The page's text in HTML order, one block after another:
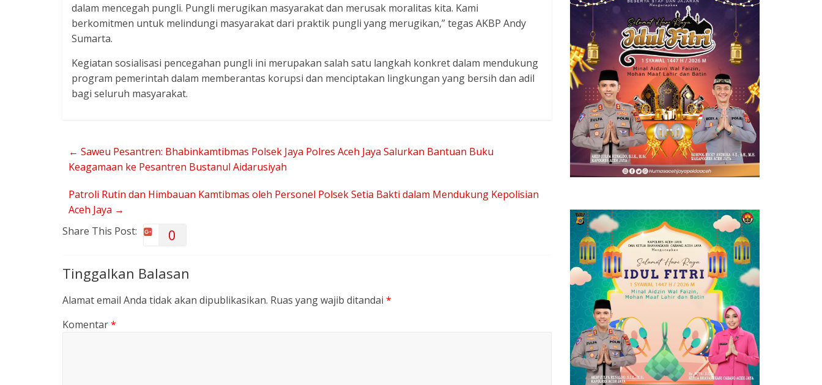
dalam mencegah pungli. Pungli merugikan masyarakat dan merusak moralitas kita. Kami
berkomitmen untuk melindungi masyarakat dari praktik pungli yang merugikan,” tegas AKBP Andy
Sumarta.
Kegiatan sosialisasi pencegahan pungli ini merupakan salah satu langkah konkret dalam mendukung
program pemerintah dalam memberantas korupsi dan menciptakan lingkungan yang bersih dan adil
bagi seluruh masyarakat.
← Saweu Pesantren: Bhabinkamtibmas Polsek Jaya Polres Aceh Jaya Salurkan Bantuan Buku
Keagamaan ke Pesantren Bustanul Aidarusiyah
Patroli Rutin dan Himbauan Kamtibmas oleh Personel Polsek Setia Bakti dalam Mendukung Kepolisian
Aceh Jaya →
Share This Post:
0
Tinggalkan Balasan
Alamat email Anda tidak akan dipublikasikan. Ruas yang wajib ditandai *
Komentar*